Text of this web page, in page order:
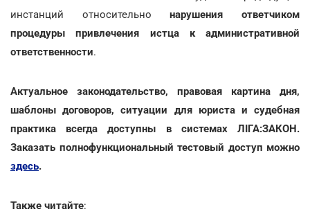
инстанций относительнонарушения ответчиком
процедуры привлечения истца к административной
ответственности.
Актуальное законодательство, правовая картина дня,
шаблоны договоров, ситуации для юриста и судебная
практика всегда доступны в системах ЛІГА:ЗАКОН.
Заказать полнофункциональный тестовый доступ можно
здесь.
Также читайте: